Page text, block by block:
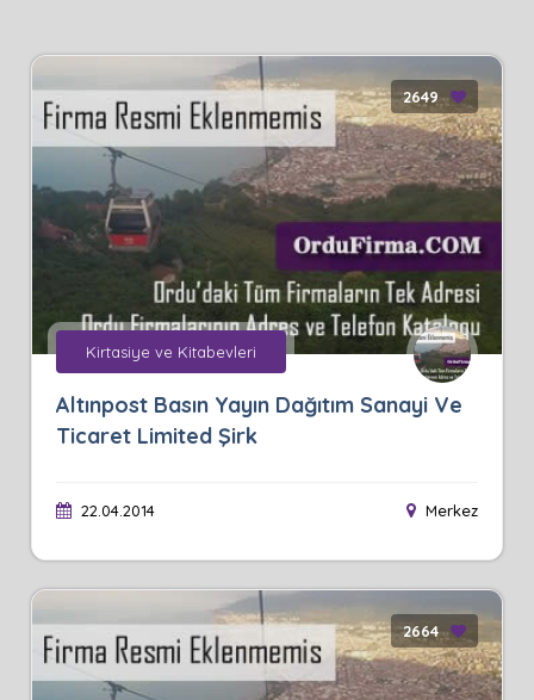
2649
Kirtasiye ve Kitabevleri
Altınpost Basın Yayın Dağıtım Sanayi Ve
Ticaret Limited Şirk
22.04.2014 Merkez
2664